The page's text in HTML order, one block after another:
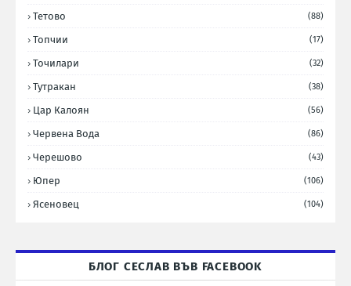
Тетово (88)
Топчии (17)
Точилари (32)
Тутракан (38)
Цар Калоян (56)
Червена Вода (86)
Черешово (43)
Юпер (106)
Ясеновец (104)
БЛОГ СЕСЛАВ ВЪВ FACEBOOK